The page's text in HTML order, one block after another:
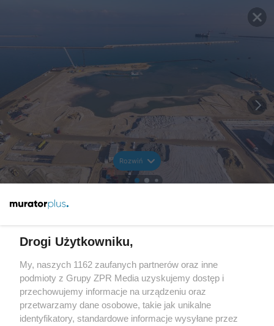
Rozwiń
Drogi Użytkowniku,
My, naszych 1162 zaufanych partnerów oraz inne
podmioty z Grupy ZPR Media uzyskujemy dostęp i
przechowujemy informacje na urządzeniu oraz
przetwarzamy dane osobowe, takie jak unikalne
identyfikatory, standardowe informacje wysyłane przez